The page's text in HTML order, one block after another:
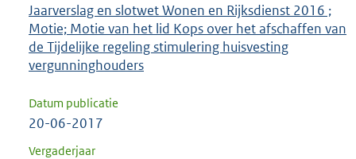
Jaarverslag en slotwet Wonen en Rijksdienst 2016 ;
Motie; Motie van het lid Kops over het afschaffen van
de Tijdelijke regeling stimulering huisvesting
vergunninghouders
Datum publicatie
20-06-2017
Vergaderjaar